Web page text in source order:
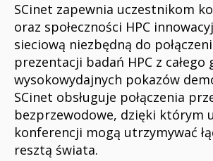
SCinet zapewnia uczestnikom
oraz społeczności HPC
sieciową niezbędną do
prezentacji badań HPC z
wysokowydajnych pokazów
SCinet obsługuje połączenia
bezprzewodowe, dzięki którym
konferencji mogą utrzymywać
resztą świata.